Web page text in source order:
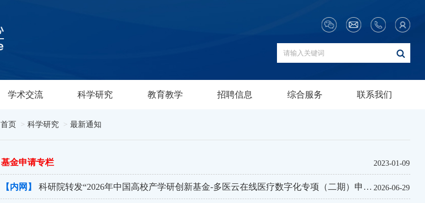
学术交流 科学研究 教育教学 招聘信息 综合服务 联系我们
首页 科学研究 最新通知
2023-01-09
基金申请专栏
2026-06-29
【内网】 科研院转发“2026年中国高校产学研创新基金-多医云在线医疗数字化专项（二期）申请指南”的通知